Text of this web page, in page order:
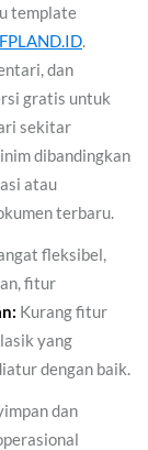
template
.
dan
gratis untuk
sekitar
dibandingkan
atau
terbaru.
fleksibel,
fitur
Kurang fitur
yang
dengan baik.
dan